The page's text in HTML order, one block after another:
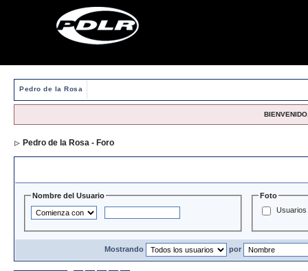
Pedro de la Rosa
Pedro de la Rosa - Foro
Nombre del Usuario
Foto
Usuarios
Mostrando por